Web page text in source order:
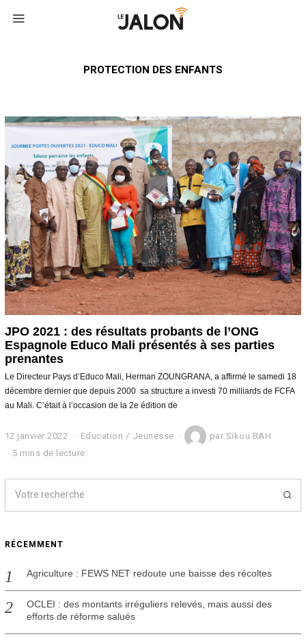
PROTECTION DES ENFANTS
JPO 2021 : des résultats probants de l’ONG
Espagnole Educo Mali présentés à ses parties
prenantes
Le Directeur Pays d’Educo Mali, Herman ZOUNGRANA, a affirmé le samedi 18
décembre dernier que depuis 2000 sa structure a investi 70 milliards de FCFA
au Mali. C’était à l’occasion de la 2e édition de
12 janvier 2022
2
j
v
i
2
Education / Jeunesse par Sikou BAH
5 mins de lecture
RÉCEMMENT
Agriculture : FEWS NET redoute une baisse des récoltes
OCLEI : des montants irréguliers relevés, mais aussi des
efforts de réforme salués